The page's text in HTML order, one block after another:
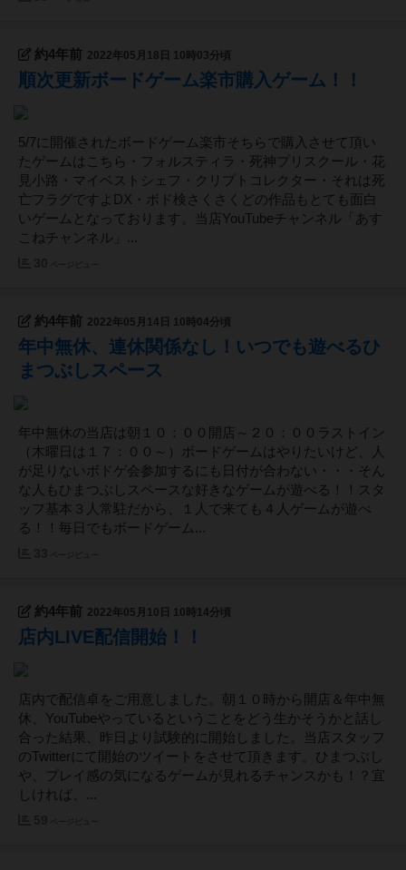
約4年前 2022年05月18日 10時03分頃
順次更新ボードゲーム楽市購入ゲーム！！
5/7に開催されたボードゲーム楽市そちらで購入させて頂い
たゲームはこちら・フォルスティラ・死神プリスクール・花
見小路・マイベストシェフ・クリプトコレクター・それは死
亡フラグですよDX・ボド検さくさくどの作品もとても面白
いゲームとなっております。当店YouTubeチャンネル「あす
こねチャンネル」...
約4年前 2022年05月14日 10時04分頃
年中無休、連休関係なし！いつでも遊べるひ
まつぶしスペース
年中無休の当店は朝１０：００開店～２０：００ラストイン
（木曜日は１７：００～）ボードゲームはやりたいけど、人
が足りないボドゲ会参加するにも日付が合わない・・・そん
な人もひまつぶしスペースな好きなゲームが遊べる！！スタ
ッフ基本３人常駐だから、１人で来ても４人ゲームが遊べ
る！！毎日でもボードゲーム...
約4年前 2022年05月10日 10時14分頃
店内LIVE配信開始！！
店内で配信卓をご用意しました。朝１０時から開店＆年中無
休、YouTubeやっているということをどう生かそうかと話し
合った結果、昨日より試験的に開始しました。当店スタッフ
のTwitterにて開始のツイートをさせて頂きます。ひまつぶし
や、プレイ感の気になるゲームが見れるチャンスかも！？宜
しければ、...